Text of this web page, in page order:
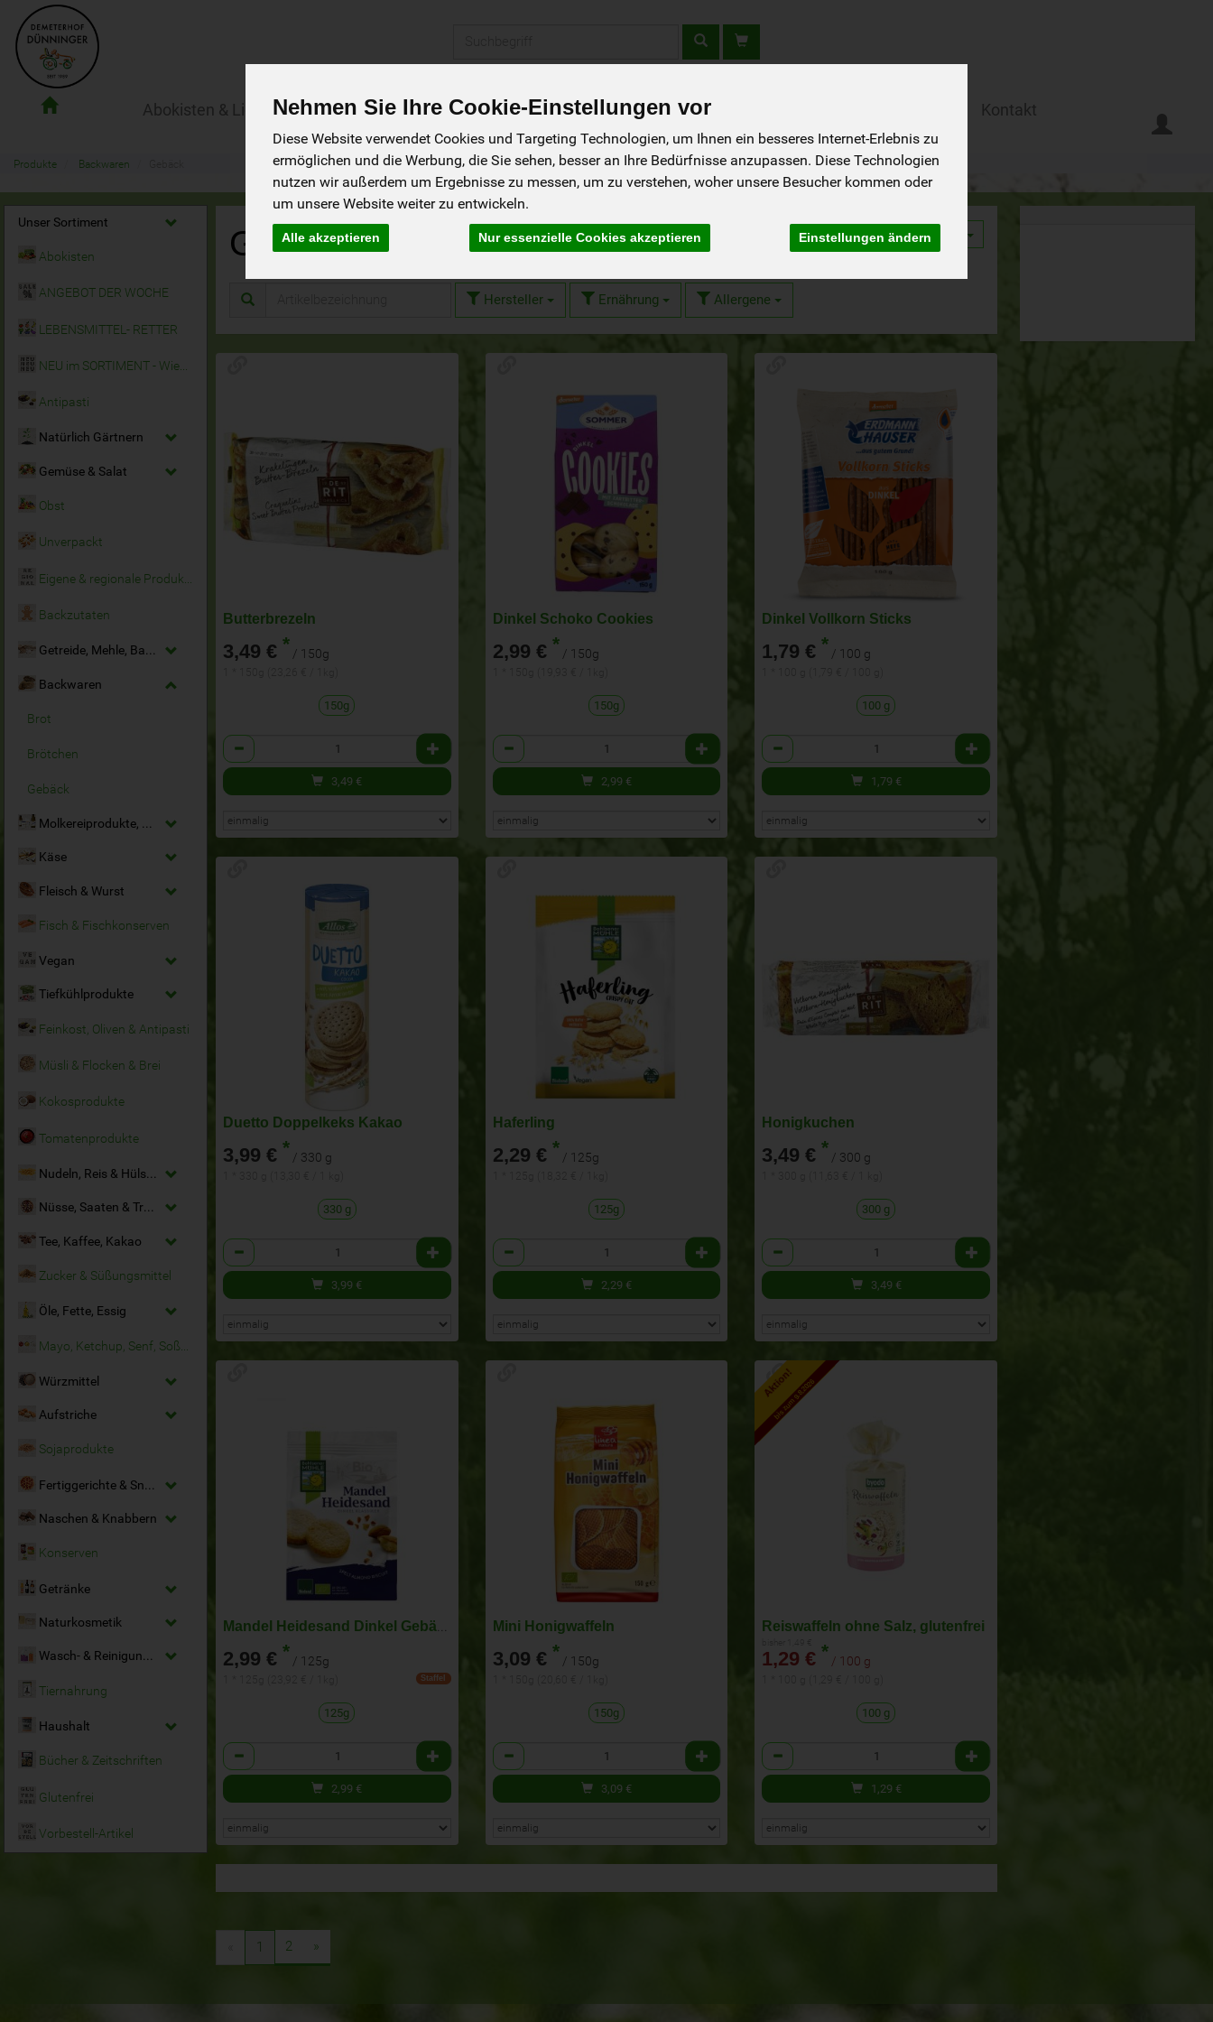
Nehmen Sie Ihre Cookie-Einstellungen vor
Diese Website verwendet Cookies und Targeting Technologien, um Ihnen ein besseres Internet-Erlebnis zu
ermöglichen und die Werbung, die Sie sehen, besser an Ihre Bedürfnisse anzupassen. Diese Technologien
nutzen wir außerdem um Ergebnisse zu messen, um zu verstehen, woher unsere Besucher kommen oder
um unsere Website weiter zu entwickeln.
Alle akzeptieren Nur essenzielle Cookies akzeptieren Einstellungen ändern
Lieferdienst
Abokisten & Lieferservice Der Hofladen Rezepte Wir über uns Aus der Region Kontakt
Produkte Backwaren
Unser Sortiment
Abokisten
ANGEBOT DER WOCHE
LEBENSMITTEL- RETTER
Antipasti
Natürlich Gärtnern
Gemüse & Salat
Obst
Unverpackt
Backzutaten
Getreide, Mehle, Backmittel
Backwaren
Brot
Brötchen
Gebäck
Molkereiprodukte, Milchersatz & Eier
Käse
Fleisch & Wurst
Fisch & Fischkonserven
Vegan
Tiefkühlprodukte
Feinkost, Oliven & Antipasti
Müsli & Flocken & Brei
Kokosprodukte
Tomatenprodukte
Nudeln, Reis & Hülsenfrüchte
Nüsse, Saaten & Trockenfrüchte
Tee, Kaffee, Kakao
Zucker & Süßungsmittel
Öle, Fette, Essig
Würzmittel
Aufstriche
Sojaprodukte
Fertiggerichte & Snacks
Naschen & Knabbern
Konserven
Getränke
Naturkosmetik
Wasch- & Reinigungsmittel
Tiernahrung
Haushalt
Bücher & Zeitschriften
Glutenfrei
Vorbestell-Artikel
Gebäck 12 von 1241
Hersteller Ernährung Allergene
Butterbrezeln
3,49 € * / 150g
150g
Anzahl
3,49 €
Dinkel Schoko Cookies
2,99 € * / 150g
150g
Anzahl
2,99 €
Dinkel Vollkorn Sticks
1,79 € * / 100 g
100 g
Anzahl
1,79 €
Duetto Doppelkeks Kakao
3,99 € * / 330 g
330 g
Anzahl
3,99 €
Haferling
2,29 € * / 125g
125g
Anzahl
2,29 €
Honigkuchen
3,49 € * / 300 g
300 g
Anzahl
3,49 €
2,99 € * / 125g
Staffel
125g
Anzahl
2,99 €
Mini Honigwaffeln
3,09 € * / 150g
150g
Anzahl
3,09 €
Aktion!
bis zum 9.8.2026
Reiswaffeln ohne Salz, glutenfrei
1,29 € * / 100 g
100 g
Anzahl
1,29 €
1 2 »